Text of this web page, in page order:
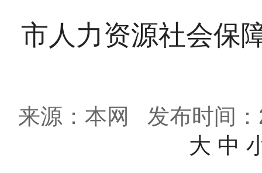
市人力资源社会保
来源：本网
发布时间
大 中